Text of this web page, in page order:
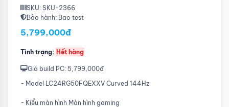
SKU: SKU-2366
Bảo hành: Bao test
5,799,000đ
Tình trạng: Hết hàng
Giá build PC: 5,799,000đ
- Model LC24RG50FQEXXV Curved 144Hz
- Kiểu màn hình Màn hình gaming